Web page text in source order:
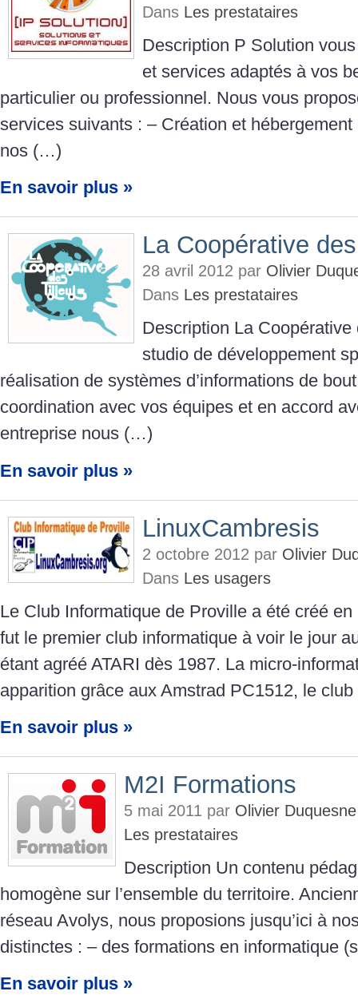
Dans Les prestataires
Description P Solution
et services adaptés à vos
particulier ou professionnel. Nous vous
services suivants : – Création et
nos (…)
En savoir plus »
La Coopérative
28 avril 2012 par Olivier
Dans Les prestataires
Description La
studio de développement
réalisation de systèmes d’informations de
coordination avec vos équipes et en accord
entreprise nous (…)
En savoir plus »
LinuxCambresis
2 octobre 2012 par Olivier
Dans Les usagers
Le Club Informatique de Proville a été créé
fut le premier club informatique à voir le jour
étant agréé ATARI dès 1987. La micro-
apparition grâce aux Amstrad PC1512, le
En savoir plus »
M2I Formations
5 mai 2011 par Olivier
Les prestataires
Description Un contenu
homogène sur l’ensemble du territoire.
réseau Avolys, nous proposions jusqu’ici à
distinctes : – des formations en informatique
En savoir plus »